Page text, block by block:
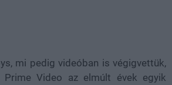
mi pedig videóban is végigvettük,
Video az elmúlt évek egyik